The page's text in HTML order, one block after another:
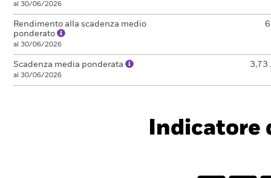
al 30/06/2026
Rendimento alla scadenza medio
ponderato
al 30/06/2026
Scadenza media ponderata
al 30/06/2026
3,73
Indicatore